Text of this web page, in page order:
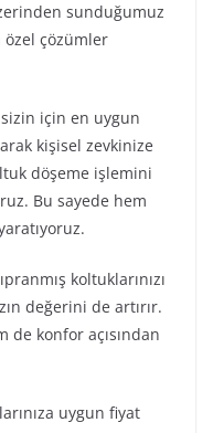
sunduğumuz
özel çözümler
sizin için en uygun
kişisel zevkinize
döşeme işlemini
Bu sayede hem
koltuklarınızı
değerini de artırır.
de konfor açısından
uygun fiyat